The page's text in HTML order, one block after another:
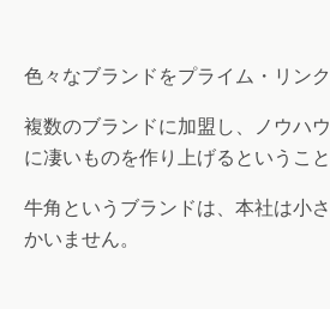
色々なブランドをプライム・リン
複数のブランドに加盟し、ノウハ
に凄いものを作り上げるというこ
牛角というブランドは、本社は小
かいません。